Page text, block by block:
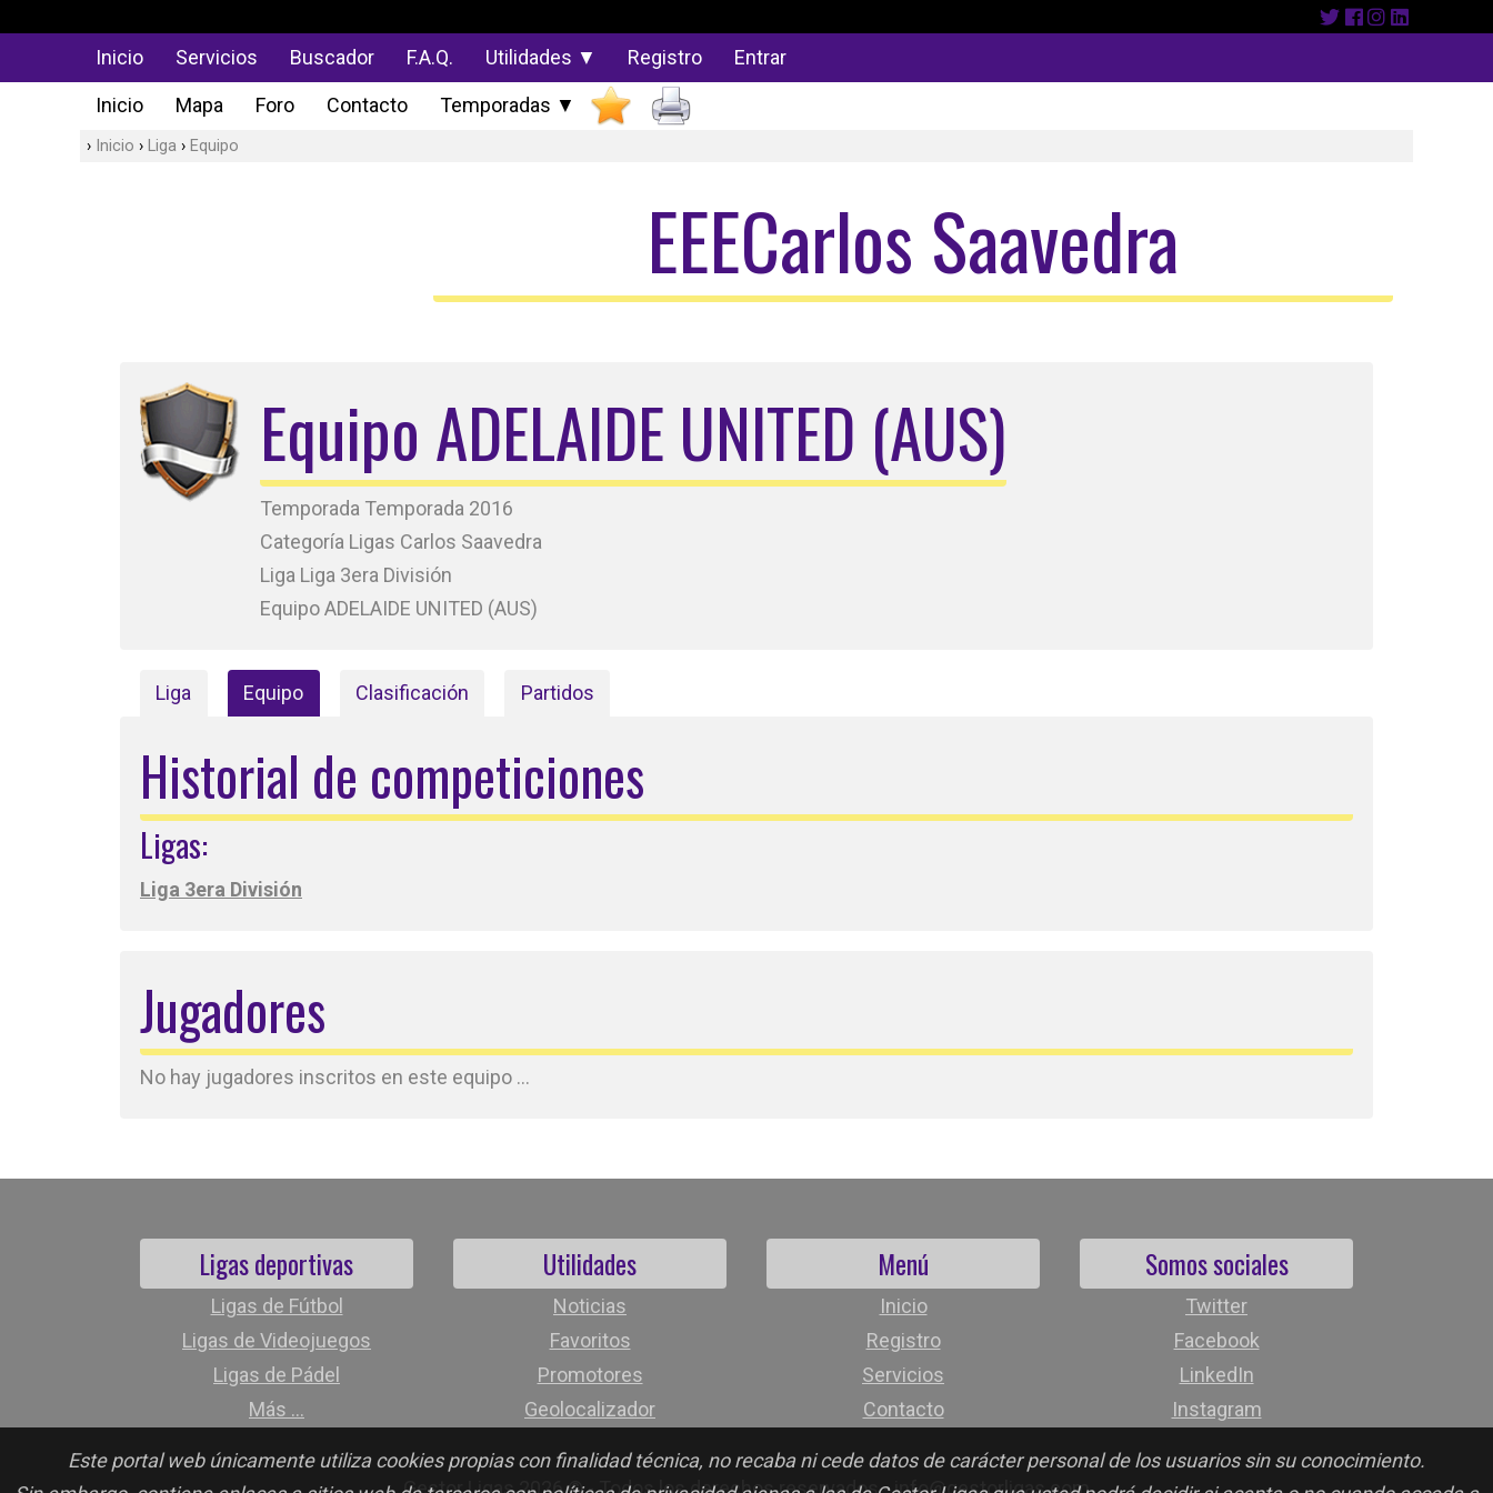
Este portal web únicamente utiliza cookies propias con finalidad técnica, no recaba ni cede datos de carácter personal de los usuarios sin su conocimiento.
Inicio Servicios Buscador F.A.Q. Utilidades ▼ Registro Entrar
Inicio Mapa Foro Contacto Temporadas ▼
Inicio Liga Equipo
EEECarlos Saavedra
Equipo ADELAIDE UNITED (AUS)
Temporada Temporada 2016
Categoría Ligas Carlos Saavedra
Liga Liga 3era División
Equipo ADELAIDE UNITED (AUS)
Liga Equipo Clasificación Partidos
Historial de competiciones
Ligas:
Liga 3era División
Jugadores
No hay jugadores inscritos en este equipo ...
Ligas deportivas
Ligas de Fútbol
Ligas de Videojuegos
Ligas de Pádel
Más ...
Utilidades
Noticias
Favoritos
Promotores
Geolocalizador
Menú
Inicio
Registro
Servicios
Contacto
Somos sociales
Twitter
Facebook
LinkedIn
Instagram
Gestor Ligas 2026 © - Todos los derechos reservados - info@gestorligas.com